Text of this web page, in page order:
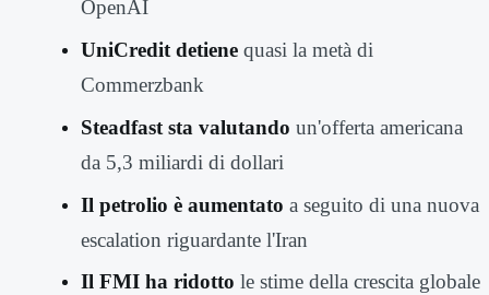
OpenAI
UniCredit detienequasi la metà di
Commerzbank
Steadfast sta valutando un'offerta americana
da 5,3 miliardi di dollari
Il petrolio è aumentato a seguito di una nuova
escalation riguardante l'Iran
Il FMI ha ridotto le stime della crescita globale